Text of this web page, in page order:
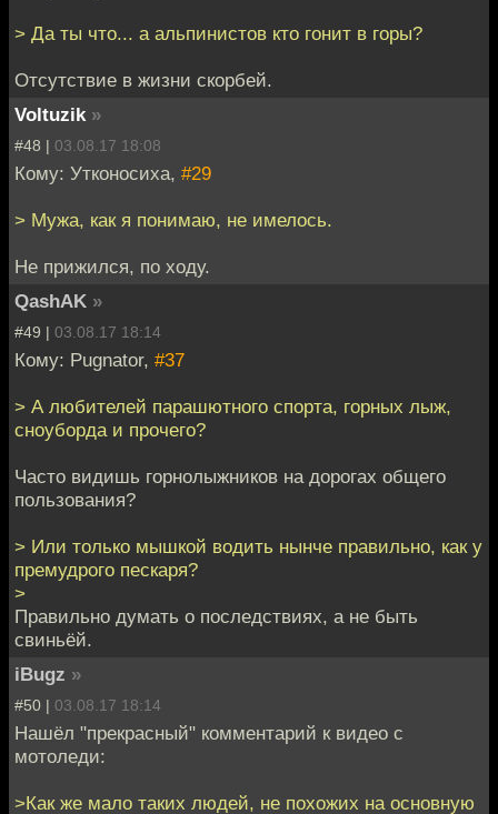
> Да ты что... а альпинистов кто гонит в горы?
Отсутствие в жизни скорбей.
Voltuzik »
#48 | 03.08.17 18:08
Кому: Утконосиха, #29
> Мужа, как я понимаю, не имелось.
Не прижился, по ходу.
QashAK »
#49 | 03.08.17 18:14
Кому: Pugnator, #37
> А любителей парашютного спорта, горных лыж,
сноуборда и прочего?
Часто видишь горнолыжников на дорогах общего
пользования?
> Или только мышкой водить нынче правильно, как у
премудрого пескаря?
>
Правильно думать о последствиях, а не быть
свиньёй.
iBugz »
#50 | 03.08.17 18:14
Нашёл "прекрасный" комментарий к видео с
мотоледи:
>Как же мало таких людей, не похожих на основную